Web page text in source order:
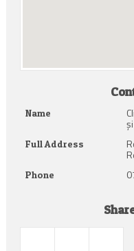
Name
Full Address
Phone